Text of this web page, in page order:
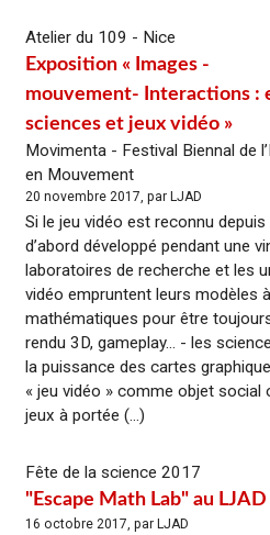
Atelier du 109 - Nice
Exposition « Images -
mouvement- Interactions :
sciences et jeux vidéo »
Movimenta - Festival Biennal de
en Mouvement
20 novembre 2017, par LJAD
Si le jeu vidéo est reconnu
d’abord développé pendant une
laboratoires de recherche et les
vidéo empruntent leurs modèles
mathématiques pour être
rendu 3D, gameplay… - les
la puissance des cartes
« jeu vidéo » comme objet social
jeux à portée (...)
Fête de la science 2017
"Escape Math Lab" au LJAD
16 octobre 2017, par LJAD